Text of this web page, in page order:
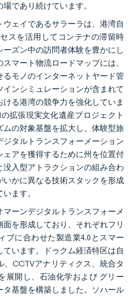
であり続けています。
ェイであるサラーラは、港湾自
スを活用してコンテナの滞留時
ズン中の訪問者体験を豊かにし
マート物流ロードマップには、
モノのインターネットヤード管
ンシミュレーションが含まれて
る港湾の競争力を強化していま
拡張現実文化遺産プロジェクト
の対象基盤を拡大し、体験型旅
タルトランスフォーメーション
アを獲得するために州を位置付
入型アトラクションの組み合わ
かに異なる技術スタックを形成
ます。
マーンデジタルトランスフォーメ
を形成しており、それぞれフリ
ブに合わせた製造業4.0とスマー
ています。ドゥクム経済特区は自
、CCTVアナリティクス、統合タ
展開し、石油化学および グリー
タ基盤を構築しました。ソハール